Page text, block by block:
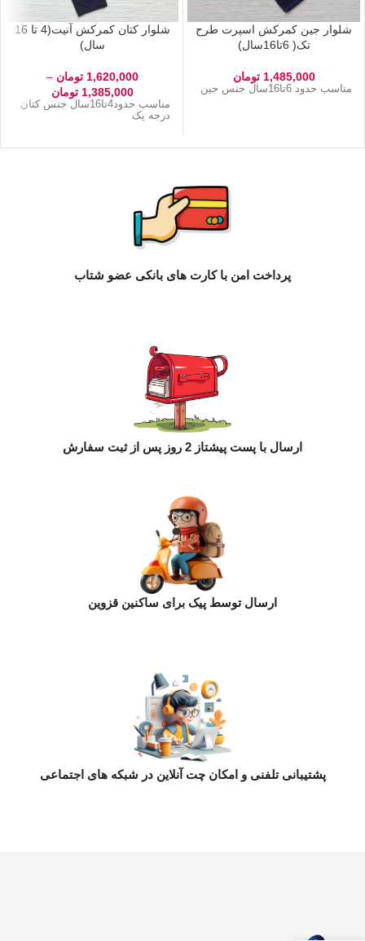
شلوار جین کمرکش اسپرت طرح
تک( 6تا16سال)
1,485,000 تومان
مناسب حدود 6تا16سال جنس جین
شلوار کتان کمرکش آنیت(4 تا 16
سال)
1,620,000 تومان –
1,385,000 تومان
مناسب حدود4تا16سال جنس کتان
درجه یک
پرداخت امن با کارت های بانکی عضو شتاب
ارسال با پست پیشتاز 2 روز پس از ثبت سفارش
ارسال توسط پیک برای ساکنین قزوین
پشتیبانی تلفنی و امکان چت آنلاین در شبکه های اجتماعی